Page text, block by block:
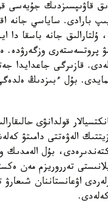
قاۋىپسىزدىك جۇيەسى
بارادى. ساياسي جانە
ۇلتارالىق جانە باسقا دا
پروتسەستەرى وزگەرۋدە.
قازىرگى جاعدايدا
بۇل ءبىزدىڭ
قولدانۋى
الەۋەتتى دامىتۋ
بۇل الەمدىك
تەرروريزم مەن
اۋعانستاننان شىعارۋ